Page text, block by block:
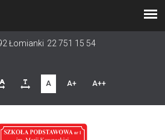
Łomianki 22 751 15 54
A A+ A++